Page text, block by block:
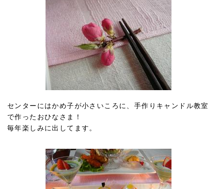
センターにはかめ子が小さいころに、手作りキャンドル教室
で作ったおひなさま！
毎年楽しみに出してます。